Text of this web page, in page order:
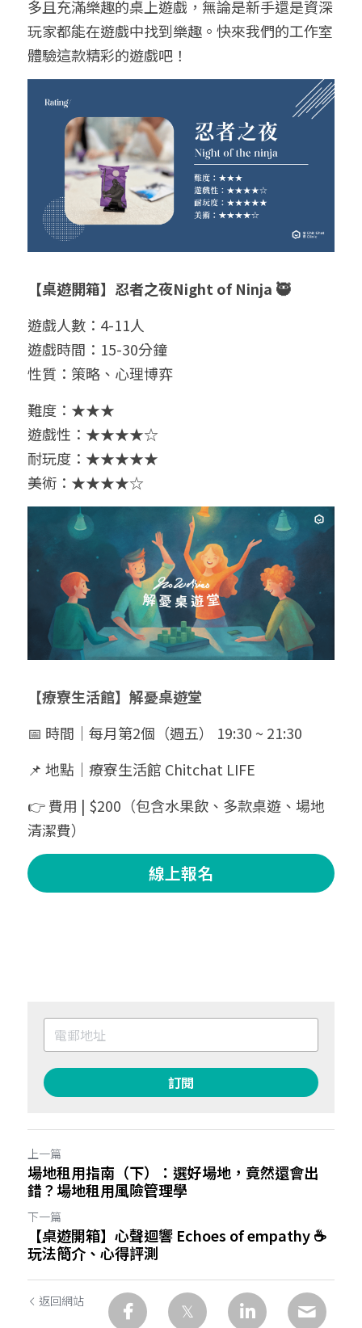
多且充滿樂趣的桌上遊戲，無論是新手還是資深
玩家都能在遊戲中找到樂趣。快來我們的工作室
體驗這款精彩的遊戲吧！
【桌遊開箱】忍者之夜Night of Ninja 🥷
遊戲人數：4-11人
遊戲時間：15-30分鐘
性質：策略、心理博弈
難度：★★★
遊戲性：★★★★☆
耐玩度：★★★★★
美術：★★★★☆
【療寮生活館】解憂桌遊堂
📅 時間｜每月第2個（週五） 19:30 ~ 21:30
📌 地點｜療寮生活館 Chitchat LIFE
👉 費用 | $200（包含水果飲、多款桌遊、場地
清潔費）
線上報名
訂閱
上一篇
場地租用指南（下）：選好場地，竟然還會出
錯？場地租用風險管理學
下一篇
【桌遊開箱】心聲迴響 Echoes of empathy ☕
玩法簡介、心得評測
返回網站